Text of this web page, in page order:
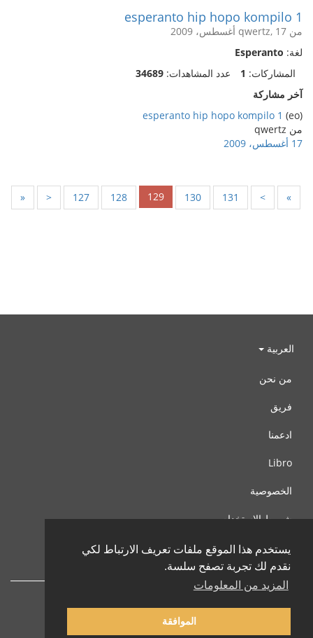
يستخدم هذا الموقع ملفات تعريف الارتباط لكي
نقدم لك تجربة تصفح سلسة.
المزيد من المعلومات
الموافقة
esperanto hip hopo kompilo 1
من qwertz, 17 أغسطس، 2009
لغة: Esperanto
المشاركات: 1 عدد المشاهدات: 34689
آخر مشاركة
(eo)
esperanto hip hopo kompilo 1
من qwertz
17 أغسطس، 2009
« < 127 128 129 130 131 > »
العربية
من نحن
فريق
ادعمنا
Libro
الخصوصية
شروط الإستخدام
اتصل بنا